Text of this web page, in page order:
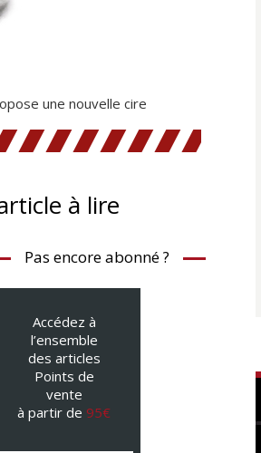
une nouvelle cire
à lire
Pas encore abonné ?
Accédez à
l’ensemble
des articles
Points de
vente
à partir de 95€